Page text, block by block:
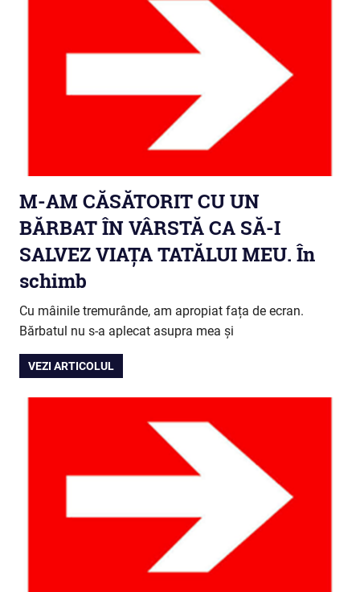
M-AM CĂSĂTORIT CU UN
BĂRBAT ÎN VÂRSTĂ CA SĂ-I
SALVEZ VIAȚA TATĂLUI MEU. În
schimb
Cu mâinile tremurânde, am apropiat fața de ecran.
Bărbatul nu s-a aplecat asupra mea și
VEZI ARTICOLUL